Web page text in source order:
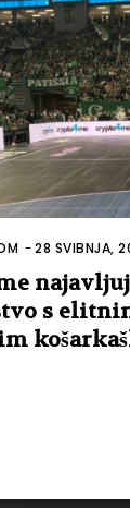
-28 SVIBNJA,
s